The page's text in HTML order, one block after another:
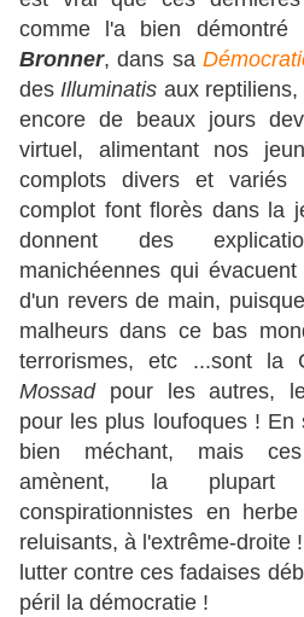
comme l'a bien démontré
Bronner, dans sa
desIlluminatis aux
encore de beaux jours
virtuel, alimentant nos
complots divers et
complot font florès dans la
donnent des
manichéennes qui
d'un revers de main,
malheurs dans ce bas
terrorismes, etc ...sont la
Mossad pour les autres,
pour les plus loufoques !
bien méchant, mais
amènent, la
conspirationnistes en
reluisants, à l'extrême-droite
lutter contre ces fadaises
péril la démocratie !